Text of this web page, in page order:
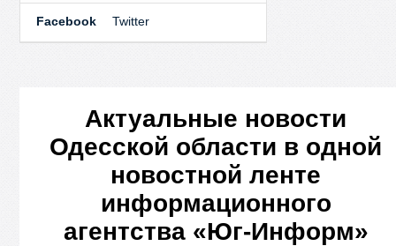
Facebook Twitter
Актуальные новости
Одесской области в одной
новостной ленте
информационного
агентства «Юг-Информ»